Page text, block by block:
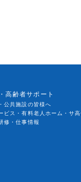
高齢者サポート
公共施設の皆様へ
ビス・有料老人ホーム・サ
修・仕事情報